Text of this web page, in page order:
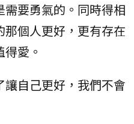
要勇氣的。同時得相
個人更好，更有存在
愛。
自己更好，我們不會